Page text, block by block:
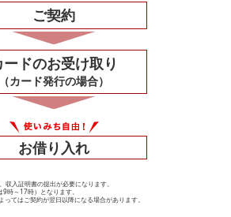
ご契約
ードのお受け取り
（カード発行の場合）
お借り入れ
入証明書の提出が必要になります。
時～17時）となります。
てはご契約が翌日以降になる場合があります。